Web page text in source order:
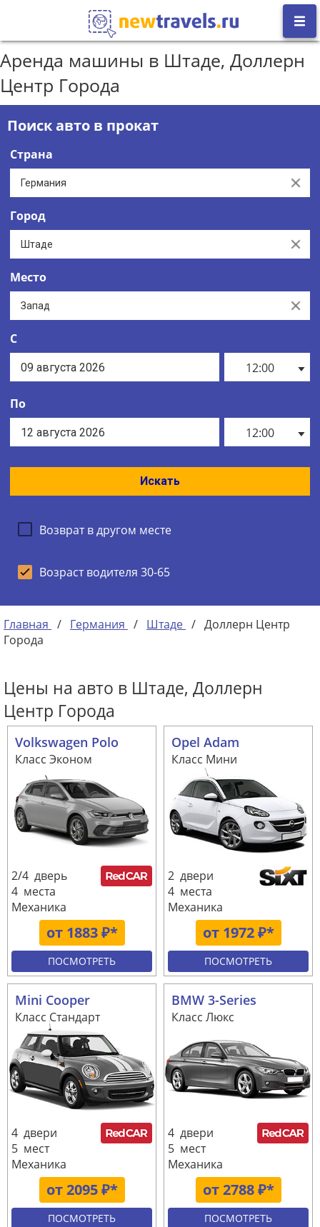
Аренда машины в Штаде, Доллерн
Центр Города
Поиск авто в прокат
Страна
Clear
Город
Clear
Место
Clear
С
12:00
По
12:00
Искать
Возврат в другом месте
Возраст водителя 30-65
Главная / Германия / Штаде / Доллерн Центр
Города
Цены на авто в Штаде, Доллерн
Центр Города
Volkswagen Polo
Класс Эконом
от 1883 ₽*
2/4 дверь
4 места
Механика
ПОСМОТРЕТЬ
Opel Adam
Класс Мини
от 1972 ₽*
2 двери
4 места
Механика
ПОСМОТРЕТЬ
Mini Cooper
Класс Стандарт
от 2095 ₽*
4 двери
5 мест
Механика
ПОСМОТРЕТЬ
BMW 3-Series
Класс Люкс
от 2788 ₽*
4 двери
5 мест
Механика
ПОСМОТРЕТЬ